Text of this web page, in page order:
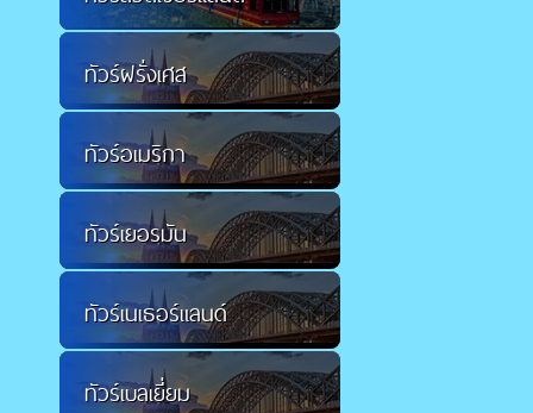
ทัวร์ฝรั่งเศส
ทัวร์อเมริกา
ทัวร์เยอรมัน
ทัวร์เนเธอร์แลนด์
ทัวร์เบลเยี่ยม